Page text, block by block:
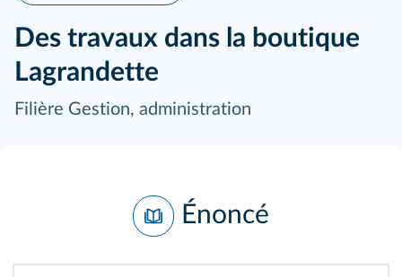
Des travaux dans la boutique
Lagrandette
Filière Gestion, administration
Énoncé